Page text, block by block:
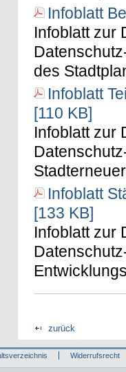
Infoblatt
Infoblatt zur
des
Infoblatt
[110 KB]
Infoblatt zur
Infoblatt
[133 KB]
Infoblatt zur
zurück
Widerrufsrecht